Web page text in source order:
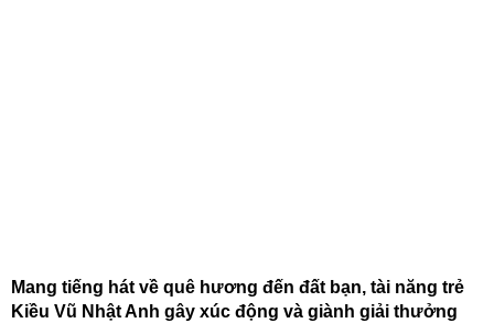
Mang tiếng hát về quê hương đến đất bạn, tài năng trẻ
Kiều Vũ Nhật Anh gây xúc động và giành giải thưởng